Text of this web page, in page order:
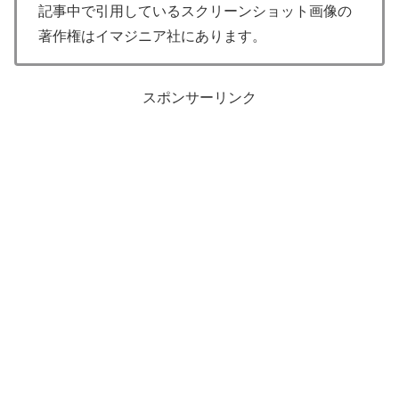
記事中で引用しているスクリーンショット画像の
著作権はイマジニア社にあります。
スポンサーリンク